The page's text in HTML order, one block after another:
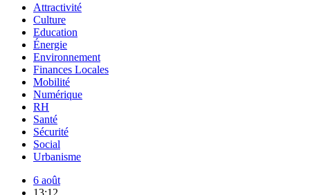
Attractivité
Culture
Education
Énergie
Environnement
Finances Locales
Mobilité
Numérique
RH
Santé
Sécurité
Social
Urbanisme
6 août
13:12